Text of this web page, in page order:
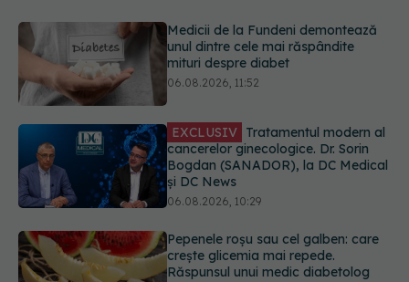
EXCLUSIV Tratamentul modern al
cancerelor ginecologice. Dr. Sorin
Bogdan (SANADOR), la DC Medical
și DC News
Pepenele roșu sau cel galben: care
crește glicemia mai repede.
Răspunsul unui medic diabetolog
06.08.2026, 09:36
Adevărul despre tratamentul cu
doze mari de Vitamina D în cancerul
colorectal